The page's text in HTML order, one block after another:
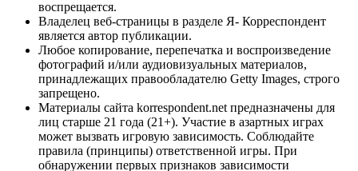
воспрещается.
Владелец веб-страницы в разделе Я- Корреспондент
является автор публикации.
Любое копирование, перепечатка и воспроизведение
фотографий и/или аудиовизуальных материалов,
принадлежащих правообладателю Getty Images, строго
запрещено.
Материалы сайта korrespondent.net предназначены для
лиц старше 21 года (21+). Участие в азартных играх
может вызвать игровую зависимость. Соблюдайте
правила (принципы) ответственной игры. При
обнаружении первых признаков зависимости